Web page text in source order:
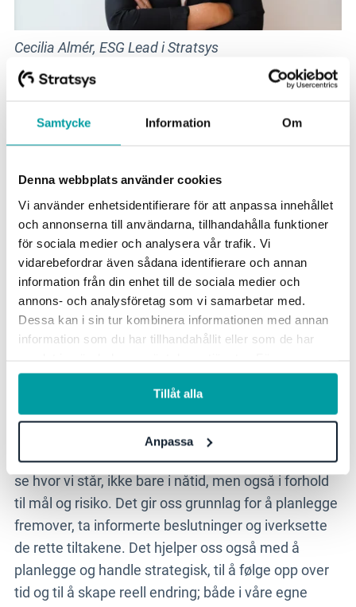
Samtycke Information Om
Denna webbplats använder cookies
Vi använder enhetsidentifierare för att anpassa innehållet
och annonserna till användarna, tillhandahålla funktioner
för sociala medier och analysera vår trafik. Vi
vidarebefordrar även sådana identifierare och annan
information från din enhet till de sociala medier och
annons- och analysföretag som vi samarbetar med.
Dessa kan i sin tur kombinera informationen med annan
information som du har tillhandahållit eller som de har
information, se vårintegritetspolicy.
Tillåt alla
Anpassa
Cecilia Almér, ESG Lead i Stratsys
Tverrfunksjonelt samarbeid
mellom innkjøp og bærekraft
For at samarbeidet skal være effektivt, trengs det
konkrete kontaktpunkter. Cecilia Almér påpeker
viktigheten av å definere ansvarsområder, for
eksempel at innkjøpsavdelingen er førstelinjen for
leverandørengasjement og datainnsamling, mens
bærekraftsavdelingen holder oversikt over
rammeverk, ESG-kriterier og hvilken informasjon
som er viktig for videre rapportering.
Et vellykket samarbeid krever en etablert
samarbeidsstrategi med en tilbakemeldingsloop for
å forbedre prosessen.
-Det vi måler, kan vi styre. På denne måten kan vi
se hvor vi står, ikke bare i nåtid, men også i forhold
til mål og risiko. Det gir oss grunnlag for å planlegge
fremover, ta informerte beslutninger og iverksette
de rette tiltakene. Det hjelper oss også med å
planlegge og handle strategisk, til å følge opp over
tid og til å skape reell endring; både i våre egne